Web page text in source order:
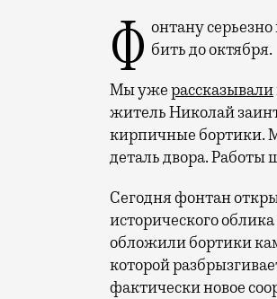
Фонтану серьезно изменили исторический облик, но теперь он работает и будет бить до октября.
Мы ужерассказывали
житель Николай
кирпичные бортики.
деталь двора. Работы
Сегодня фонтан
исторического
обложили бортики
которой
фактически новое